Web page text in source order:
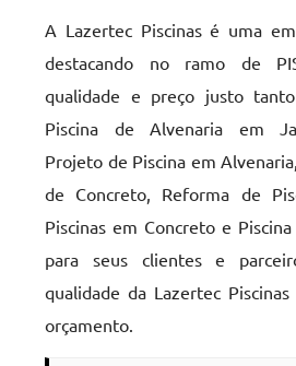
A Lazertec Piscinas é uma
destacando no ramo de
qualidade e preço justo
Piscina de Alvenaria em
Projeto de Piscina em
de Concreto, Reforma de
Piscinas em Concreto e
para seus clientes e
qualidade da Lazertec
orçamento.